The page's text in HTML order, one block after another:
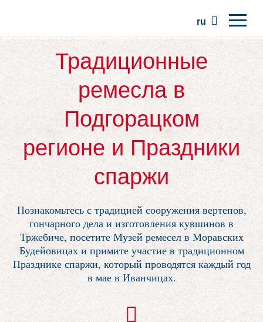
ru
Традиции
Экскурсии
Сообщество
Традиционные
ремесла в
Подгорацком
регионе и Праздники
спаржи
Познакомьтесь с традицией сооружения вертепов,
гончарного дела и изготовления кувшинов в
Тржебиче, посетите Музей ремесел в Моравских
Будейовицах и примите участие в традиционном
Празднике спаржи, который проводятся каждый год
в мае в Иванчицах.